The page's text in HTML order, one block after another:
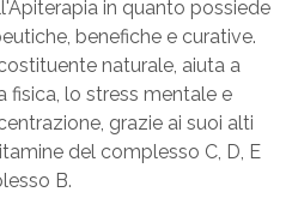
in quanto possiede
benefiche e curative.
naturale, aiuta a
fisica, lo stress mentale e
grazie ai suoi alti
del complesso C, D, E
B.